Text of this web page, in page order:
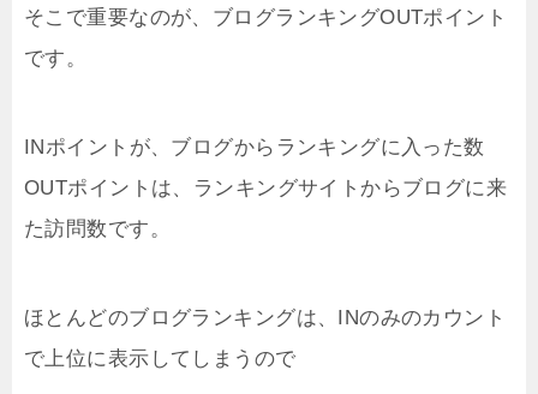
そこで重要なのが、ブログランキングOUTポイント
です。
INポイントが、ブログからランキングに入った数
OUTポイントは、ランキングサイトからブログに来
た訪問数です。
ほとんどのブログランキングは、INのみのカウント
で上位に表示してしまうので